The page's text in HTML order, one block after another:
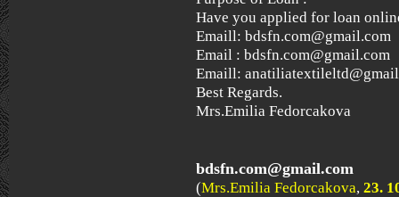
Have you applied for loan
Emaill: bdsfn.com@gmail.com
Email : bdsfn.com@gmail.com
Emaill:
Best Regards.
Mrs.Emilia Fedorcakova
bdsfn.com@gmail.com
(Mrs.Emilia Fedorcakova, 23.